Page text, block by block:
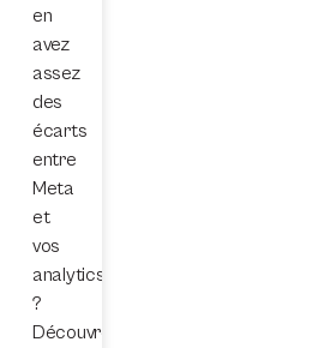
en
avez
assez
des
écarts
entre
Meta
et
vos
analytics
?
Découvrez